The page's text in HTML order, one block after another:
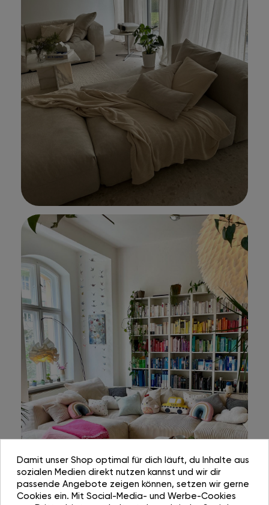
Damit unser Shop optimal für dich läuft, du Inhalte aus
sozialen Medien direkt nutzen kannst und wir dir
passende Angebote zeigen können, setzen wir gerne
Cookies ein. Mit Social-Media- und Werbe-Cookies